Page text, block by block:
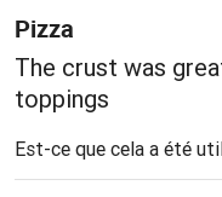
Pizza
The crust was
toppings
Est-ce que cela a été